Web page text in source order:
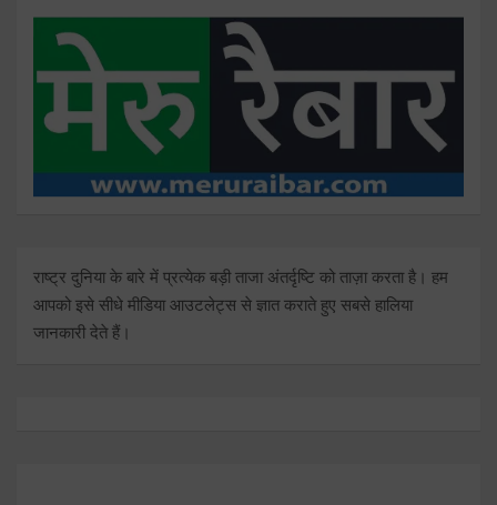
राष्ट्र दुनिया के बारे में प्रत्येक बड़ी ताजा अंतर्दृष्टि को ताज़ा करता है। हम
आपको इसे सीधे मीडिया आउटलेट्स से ज्ञात कराते हुए सबसे हालिया
जानकारी देते हैं।